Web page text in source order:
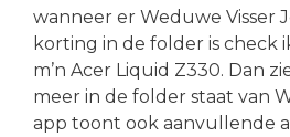
wanneer er Weduwe Visser
korting in de folder is check
m’n Acer Liquid Z330. Dan
meer in de folder staat van
app toont ook aanvullende